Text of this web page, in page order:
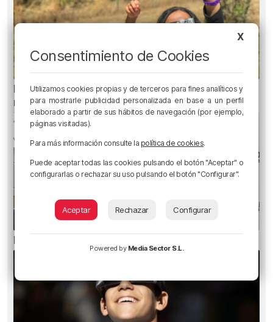
El aviso de los pediatras ante el eclipse: una
mirada puede causar daños irreversibles
El bilbaíno que opta a un récord Guinness
X
Consentimiento de Cookies
Utilizamos cookies propias y de terceros para fines analíticos y
para mostrarle publicidad personalizada en base a un perfil
elaborado a partir de sus hábitos de navegación (por ejemplo,
páginas visitadas).
Para más información consulte la política de cookies.
Puede aceptar todas las cookies pulsando el botón "Aceptar" o
configurarlas o rechazar su uso pulsando el botón "Configurar".
Aceptar Rechazar Configurar
Powered by Media Sector S.L.